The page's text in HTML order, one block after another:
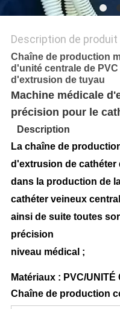
Description de produit
Chaîne de production
d'unité centrale de
d'extrusion de tuyau
Machine médicale
précision pour le
Description
La chaîne de
d'extrusion de cathéter
dans la production de
cathéter veineux
ainsi de suite toutes
précision
niveau médical ;
Matériaux : PVC/UNITÉ
Chaîne de production